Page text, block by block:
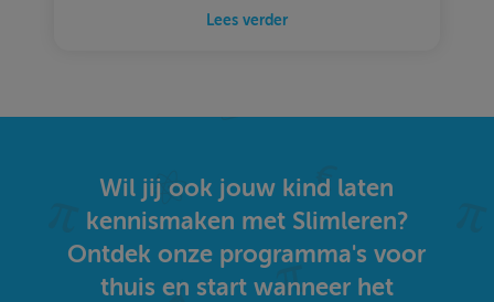
Lees verder
Wil jij ook jouw kind laten
kennismaken met Slimleren?
Ontdek onze programma's voor
thuis en start wanneer het